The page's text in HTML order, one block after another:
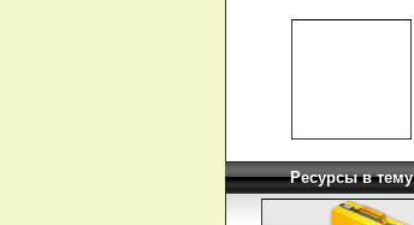
Ресурсы в тему